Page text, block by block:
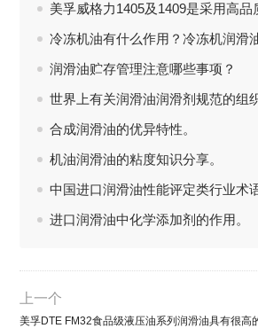
美孚威格力1405及1409是采用高品质、化学性稳
冷冻机油有什么作用？冷冻机润滑
润滑油贮存管理注意哪些事项？
世界上有关润滑油润滑剂规范的组
合成润滑油的优异特性。
机油润滑油的粘度知识分享。
中国进口润滑油性能评定类行业术
进口润滑油中化学添加剂的作用。
上一个
美孚DTE FM32食品级液压油系列润滑油具有很高